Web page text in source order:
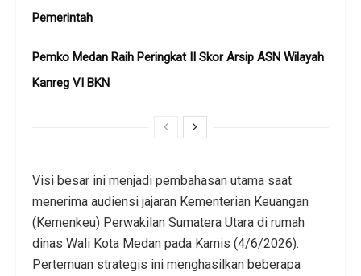
Pemerintah
Pemko Medan Raih Peringkat II Skor Arsip ASN Wilayah
Kanreg VI BKN
Visi besar ini menjadi pembahasan utama saat
menerima audiensi jajaran Kementerian Keuangan
(Kemenkeu) Perwakilan Sumatera Utara di rumah
dinas Wali Kota Medan pada Kamis (4/6/2026).
Pertemuan strategis ini menghasilkan beberapa